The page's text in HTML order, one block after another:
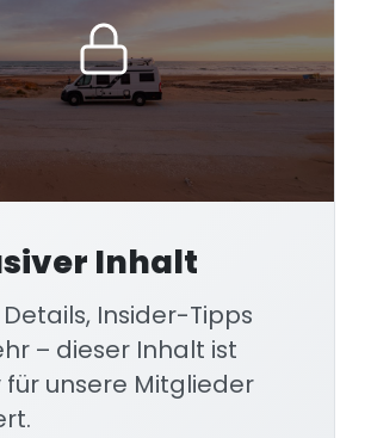
hin möchte, denn die
hat kaum Ausfahrten, führt
nur von Ort zu Ort. Punkte
müsste man auf einer
der älteren
anfahren.
Inhalt
Insider-Tipps
– dieser Inhalt ist
für unsere Mitglieder